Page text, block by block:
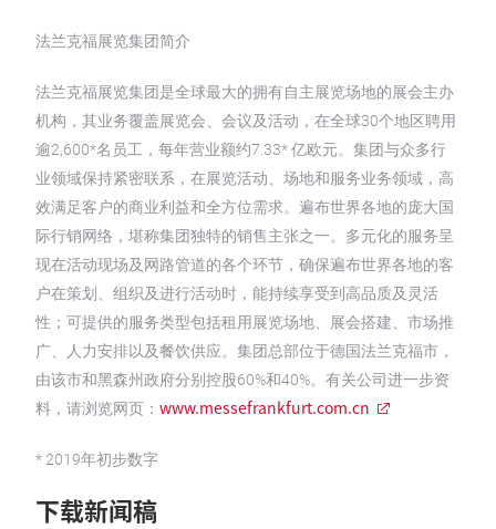
法兰克福展览集团简介
法兰克福展览集团是全球最大的拥有自主展览场地的展会主办
机构，其业务覆盖展览会、会议及活动，在全球30个地区聘用
逾2,600*名员工，每年营业额约7.33* 亿欧元。集团与众多行
业领域保持紧密联系，在展览活动、场地和服务业务领域，高
效满足客户的商业利益和全方位需求。遍布世界各地的庞大国
际行销网络，堪称集团独特的销售主张之一。多元化的服务呈
现在活动现场及网路管道的各个环节，确保遍布世界各地的客
户在策划、组织及进行活动时，能持续享受到高品质及灵活
性；可提供的服务类型包括租用展览场地、展会搭建、市场推
广、人力安排以及餐饮供应。集团总部位于德国法兰克福市，
由该市和黑森州政府分别控股60%和40%。有关公司进一步资
料，请浏览网页： www.messefrankfurt.com.cn
* 2019年初步数字
下载新闻稿